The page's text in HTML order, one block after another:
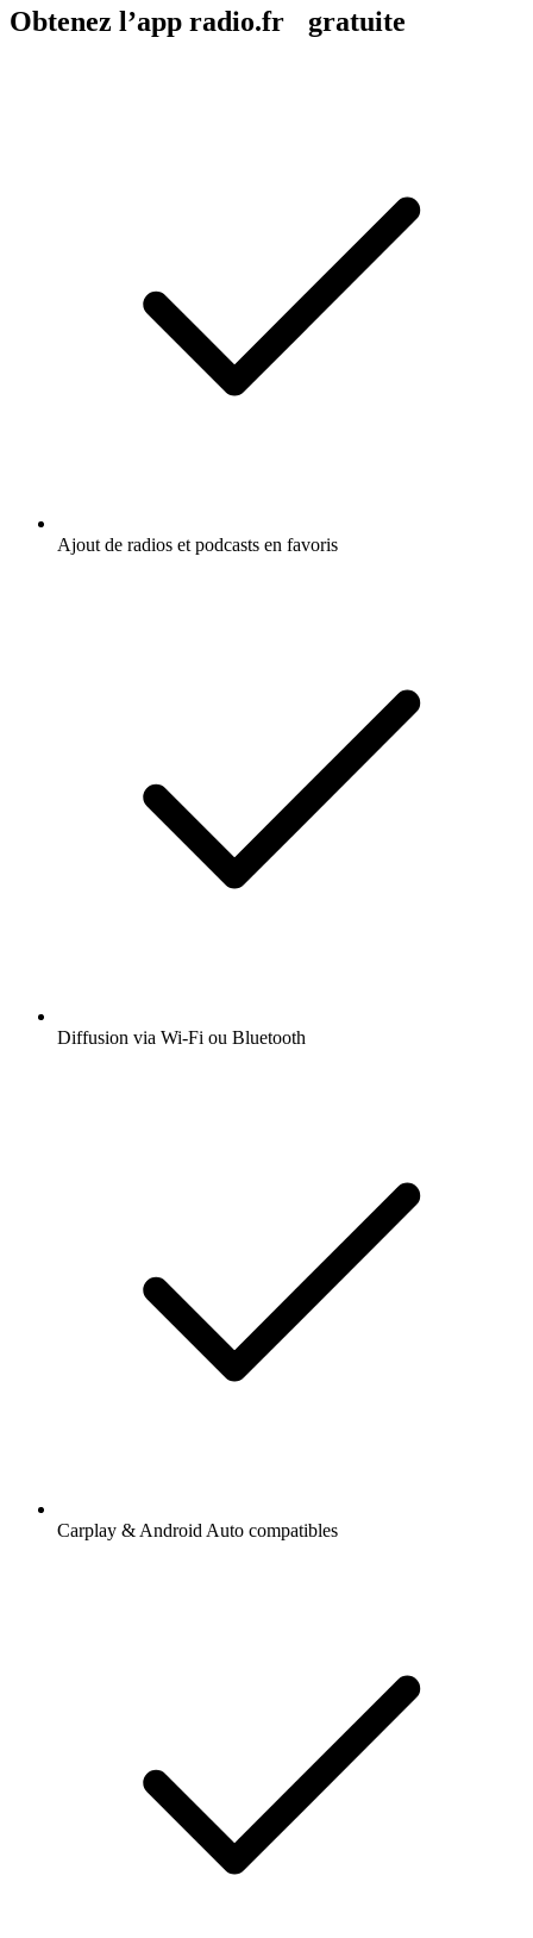
Obtenez l’app radio.fr gratuite
Ajout de radios et podcasts en favoris
Diffusion via Wi-Fi ou Bluetooth
Carplay & Android Auto compatibles